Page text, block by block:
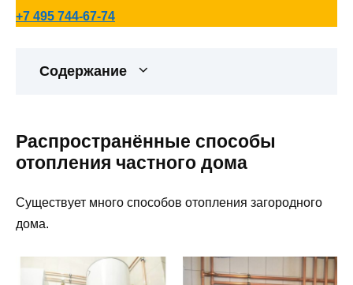
+7 495 744-67-74
Содержание
Распространённые способы
отопления частного дома
Существует много способов отопления загородного
дома.